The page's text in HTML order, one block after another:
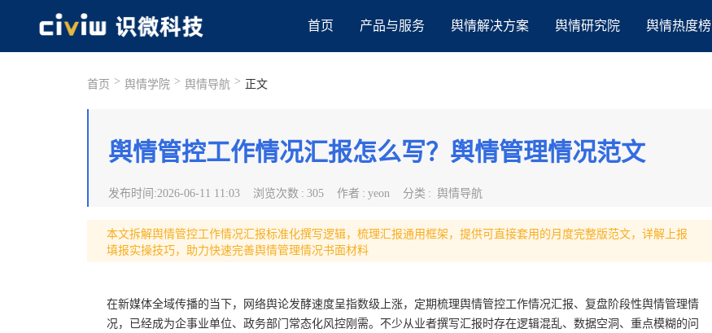
首页 产品与服务 舆情解决方案 舆情研究院 舆情热度榜
首页 > 舆情学院 > 舆情导航 > 正文
舆情管控工作情况汇报怎么写？舆情管理情况范文
发布时间 :2026-06-11 11:03 浏览次数 : 305 作者 : yeon 分类 : 舆情导航
本文拆解舆情管控工作情况汇报标准化撰写逻辑，梳理汇报通用框架，提供可直接套用的月度完整版范文，详解上报
填报实操技巧，助力快速完善舆情管理情况书面材料
在新媒体全域传播的当下，网络舆论发酵速度呈指数级上涨，定期梳理舆情管控工作情况汇报、复盘阶段性舆情管理情
况，已经成为企事业单位、政务部门常态化风控刚需。不少从业者撰写汇报时存在逻辑混乱、数据空洞、重点模糊的问